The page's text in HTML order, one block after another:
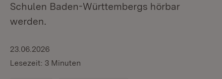
Schulen Baden-Württembergs hörbar
werden.
23.06.2026
Lesezeit: 3 Minuten